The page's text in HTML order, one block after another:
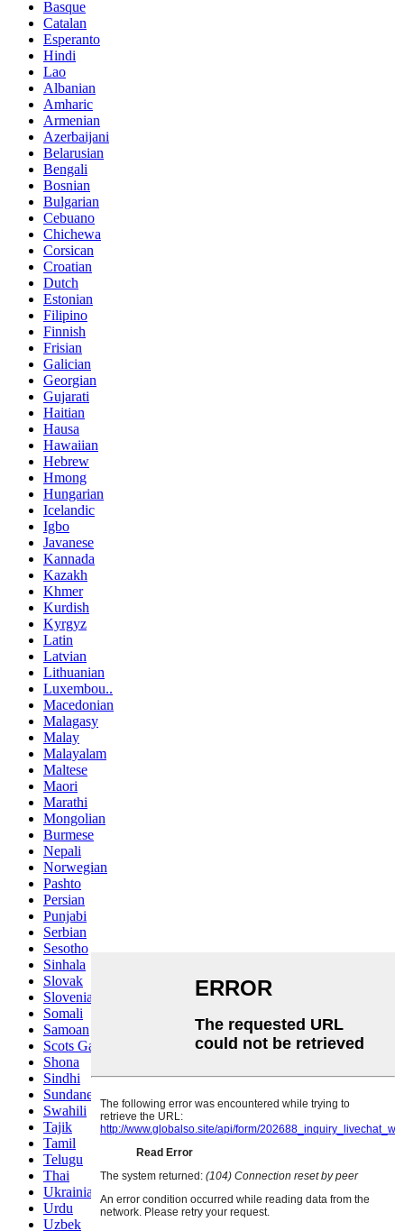
Basque
Catalan
Esperanto
Hindi
Lao
Albanian
Amharic
Armenian
Azerbaijani
Belarusian
Bengali
Bosnian
Bulgarian
Cebuano
Chichewa
Corsican
Croatian
Dutch
Estonian
Filipino
Finnish
Frisian
Galician
Georgian
Gujarati
Haitian
Hausa
Hawaiian
Hebrew
Hmong
Hungarian
Icelandic
Igbo
Javanese
Kannada
Kazakh
Khmer
Kurdish
Kyrgyz
Latin
Latvian
Lithuanian
Luxembou..
Macedonian
Malagasy
Malay
Malayalam
Maltese
Maori
Marathi
Mongolian
Burmese
Nepali
Norwegian
Pashto
Persian
Punjabi
Serbian
Sesotho
Sinhala
Slovak
Slovenian
Somali
Samoan
Scots Gaelic
Shona
Sindhi
Sundanese
Swahili
Tajik
Tamil
Telugu
Thai
Ukrainian
Urdu
Uzbek